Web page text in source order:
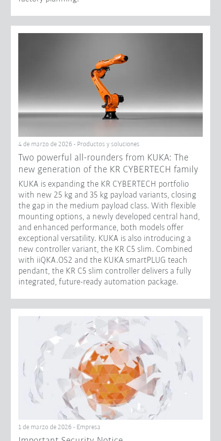
4 de marzo de 2026 - Productos y soluciones
Two powerful all-rounders from KUKA: The
new generation of the KR CYBERTECH family
KUKA is expanding the KR CYBERTECH portfolio
with new 25 kg and 35 kg payload variants, closing
the gap in the medium payload class. With flexible
mounting options, a newly developed central hand,
and enhanced performance, both models offer
exceptional versatility. KUKA is also introducing a
new controller variant, the KR C5 slim. Combined
with iiQKA.OS2 and the KUKA smartPLUG teach
pendant, the KR C5 slim controller delivers a fully
integrated, future-ready automation package.
1 de marzo de 2026 - Empresa